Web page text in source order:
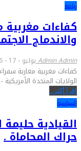
رياضة
كفاءات مغربية
والاندماج
Admin Admin يوليو - 17 - 2026
كفاءات مغربية مغاربة
الولايات المتحدة
اقرأ أكثر...
السياسية
القيادية
حراك المحاماة .